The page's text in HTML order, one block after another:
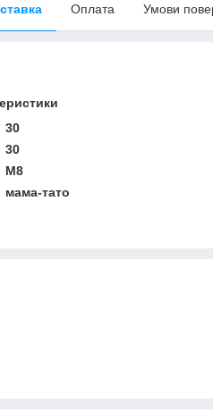
Оплата Умови
30
30
M8
мама-тато